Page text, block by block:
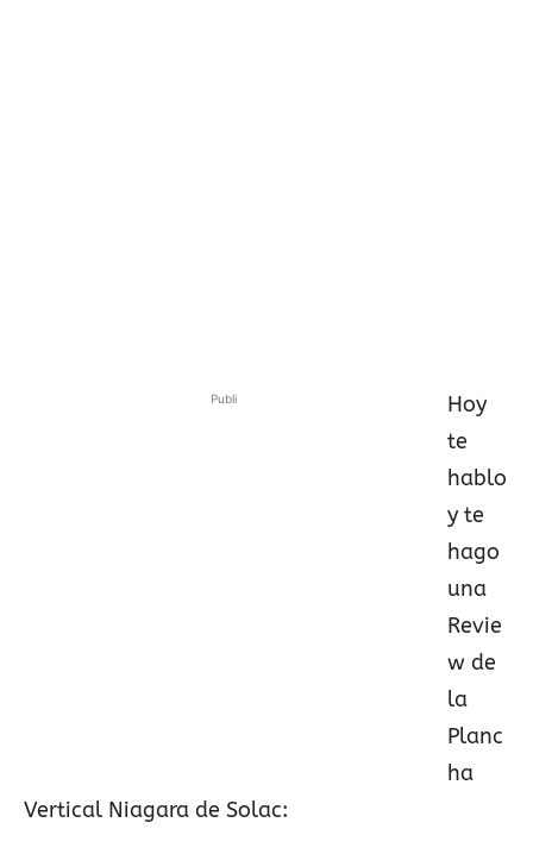
Publi
Hoy
te
hablo
y te
hago
una
Revie
w de
la
Planc
ha
Vertical Niagara de Solac: